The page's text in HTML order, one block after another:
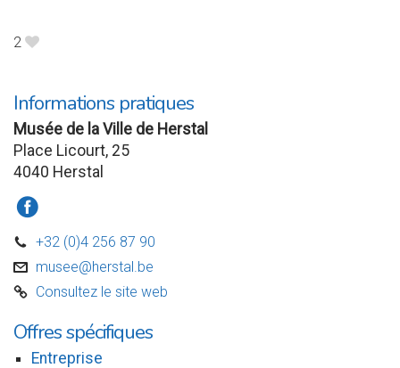
2 B
Informations pratiques
Musée de la Ville de Herstal
Place Licourt, 25
4040 Herstal
a
D +32 (0)4 256 87 90
v musee@herstal.be
C Consultez le site web
Offres spécifiques
Entreprise